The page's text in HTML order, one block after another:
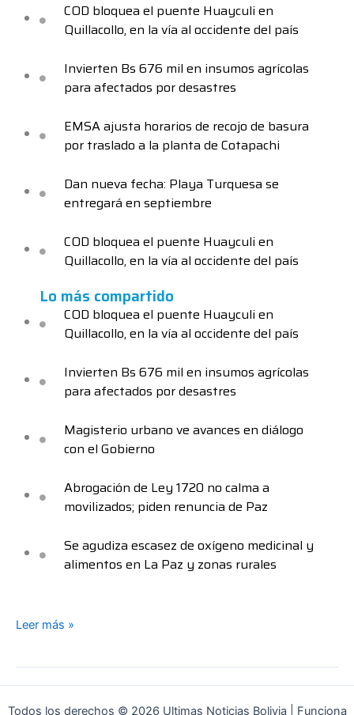
COD bloquea el puente Huayculi en
Quillacollo, en la vía al occidente del país
Invierten Bs 676 mil en insumos agrícolas
para afectados por desastres
EMSA ajusta horarios de recojo de basura
por traslado a la planta de Cotapachi
Dan nueva fecha: Playa Turquesa se
entregará en septiembre
COD bloquea el puente Huayculi en
Quillacollo, en la vía al occidente del país
Lo más compartido
COD bloquea el puente Huayculi en
Quillacollo, en la vía al occidente del país
Invierten Bs 676 mil en insumos agrícolas
para afectados por desastres
Magisterio urbano ve avances en diálogo
con el Gobierno
Abrogación de Ley 1720 no calma a
movilizados; piden renuncia de Paz
Se agudiza escasez de oxígeno medicinal y
alimentos en La Paz y zonas rurales
Leer más »
Todos los derechos © 2026 Ultimas Noticias Bolivia | Funciona